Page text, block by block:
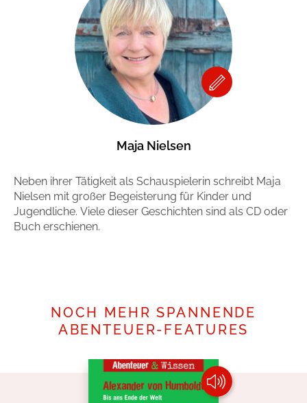
Maja Nielsen
Neben ihrer Tätigkeit als Schauspielerin schreibt Maja
Nielsen mit großer Begeisterung für Kinder und
Jugendliche. Viele dieser Geschichten sind als CD oder
Buch erschienen.
NOCH MEHR SPANNENDE
ABENTEUER-FEATURES